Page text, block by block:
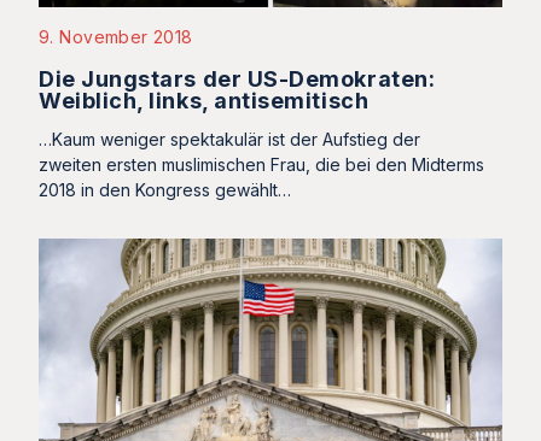
9. November 2018
Die Jungstars der US-Demokraten:
Weiblich, links, antisemitisch
…Kaum weniger spektakulär ist der Aufstieg der
zweiten ersten muslimischen Frau, die bei den Midterms
2018 in den Kongress gewählt…